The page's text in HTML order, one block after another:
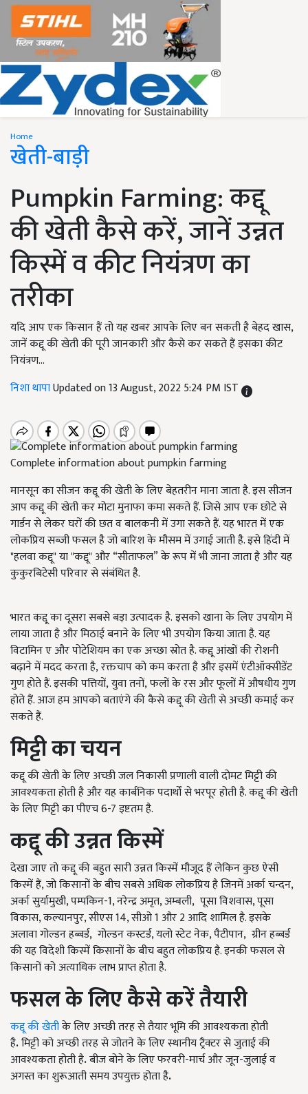
Home
खेती-बाड़ी
Pumpkin Farming: कद्दू
की खेती कैसे करें, जानें उन्नत
किस्में व कीट नियंत्रण का
तरीका
यदि आप एक किसान हैं तो यह खबर आपके लिए बन सकती है बेहद खास,
जानें कद्दू की खेती की पूरी जानकारी और कैसे कर सकते हैं इसका कीट
नियंत्रण...
निशा थापाUpdated on 13 August, 2022 5:24 PM IST
Complete information about pumpkin farming
मानसून का सीजन कद्दू की खेती के लिए बेहतरीन माना जाता है. इस सीजन
आप कद्दू की खेती कर मोटा मुनाफा कमा सकते हैं. जिसे आप एक छोटे से
गार्डन से लेकर घरों की छत व बालकनी में उगा सकते हैं. यह भारत में एक
लोकप्रिय सब्जी फसल है जो बारिश के मौसम में उगाई जाती है. इसे हिंदी में
"हलवा कद्दू" या "कद्दू" और“सीताफल”के रूप में भी जाना जाता है और यह
कुकुरबिटेसी परिवार से संबंधित है.
भारत कद्दू का दूसरा सबसे बड़ा उत्पादक है.इसको खाना के लिए उपयोग में
लाया जाता है और मिठाई बनाने के लिए भी उपयोग किया जाता है. यह
विटामिन ए और पोटेशियम का एक अच्छा स्रोत है. कद्दू आंखों की रोशनी
बढ़ाने में मदद करता है,रक्तचाप को कम करता है और इसमें एंटीऑक्सीडेंट
गुण होते हैं. इसकी पत्तियों,युवा तनों,फलों के रस और फूलों में औषधीय गुण
होते हैं. आज हम आपको बताएंगे की कैसे कद्दू की खेती से अच्छी कमाई कर
सकते हैं.
मिट्टी का चयन
कद्दू की खेती के लिए अच्छी जल निकासी प्रणाली वाली दोमट मिट्टी की
आवश्यकता होती है और यह कार्बनिक पदार्थों से भरपूर होती है. कद्दू की खेती
के लिए मिट्टी का पीएच 6-7 इष्टतम है.
कद्दू की उन्नत किस्में
देखा जाए तो कद्दू की बहुत सारी उन्नत किस्में मौजूद हैं लेकिन कुछ ऐसी
किस्में हैं, जो किसानों के बीच सबसे अधिक लोकप्रिय है जिनमें अर्का चन्दन,
अर्का सुर्यामुखी, पम्पकिन-1, नरेन्द्र अमृत, अम्बली, पूसा विशवास, पूसा
विकास, कल्यानपुर, सीएस 14, सीओ 1 और 2 आदि शामिल है. इसके
अलावा गोल्डन हब्बर्ड, गोल्डन कस्टर्ड, यलो स्टेट नेक, पैटीपान, ग्रीन हब्बर्ड
की यह विदेशी किस्में किसानों के बीच बहुत लोकप्रिय है. इनकी फसल से
किसानों को अत्याधिक लाभ प्राप्त होता है.
फसल के लिए कैसे करें तैयारी
कद्दू की खेतीके लिए अच्छी तरह से तैयार भूमि की आवश्यकता होती
है.मिट्टी को अच्छी तरह से जोतने के लिए स्थानीय ट्रैक्टर से जुताई की
आवश्यकता होती है.बीज बोने के लिए फरवरी-मार्च और जून-जुलाई व
अगस्त का शुरूआती समय उपयुक्त होता है.